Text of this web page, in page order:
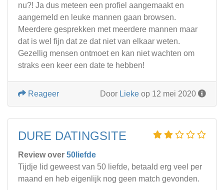
nu?! Ja dus meteen een profiel aangemaakt en
aangemeld en leuke mannen gaan browsen.
Meerdere gesprekken met meerdere mannen maar
dat is wel fijn dat ze dat niet van elkaar weten.
Gezellig mensen ontmoet en kan niet wachten om
straks een keer een date te hebben!
Door Lieke op 12 mei 2020
Reageer
DURE DATINGSITE
Review over 50liefde
Tijdje lid geweest van 50 liefde, betaald erg veel per
maand en heb eigenlijk nog geen match gevonden.